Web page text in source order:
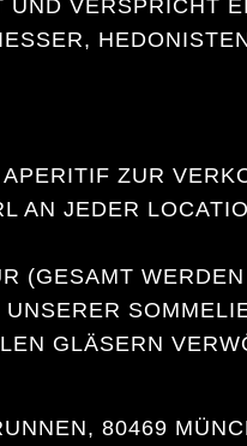
UND VERSPRICHT
HEDONISTEN
ZUR
AN JEDER
(GESAMT
GLÄSERN
80469